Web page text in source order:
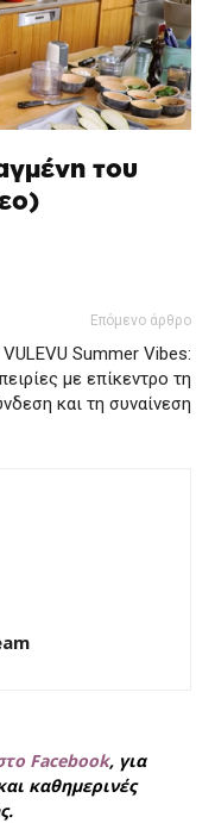
του
Επόμενο άρθρο
VULEVU Summer Vibes:
με επίκεντρο τη
και τη συναίνεση
Facebook, για
καθημερινές